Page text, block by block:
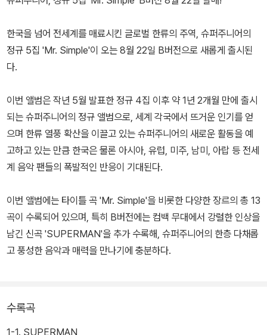
한국을 넘어 전세계를 매료시킨 글로벌 한류의 주역, 슈퍼주니어의
정규 5집 'Mr. Simple'이 오는 8월 22일 B버전으로 새롭게 출시된
다.
이번 앨범은 작년 5월 발표한 정규 4집 이후 약 1년 2개월 만에 출시
되는 슈퍼주니어의 정규 앨범으로, 세계 각국에서 뜨거운 인기를 얻
으며 한류 열풍 확산을 이끌고 있는 슈퍼주니어의 새로운 활동을 예
고하고 있는 만큼 한국은 물론 아시아, 유럽, 미주, 남미, 아랍 등 전세
계 음악 팬들의 폭발적인 반응이 기대된다.
이번 앨범에는 타이틀 곡 'Mr. Simple'을 비롯한 다양한 장르의 총 13
곡이 수록되어 있으며, 특히 B버전에는 컴백 무대에서 강렬한 인상을
남긴 신곡 'SUPERMAN'을 추가 수록해, 슈퍼주니어의 한층 다채롭
고 풍성한 음악과 매력을 만나기에 충분하다.
수록곡
1-1. SUPERMAN